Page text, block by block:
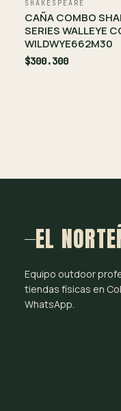
SHAKESPEARE
CAÑA COMBO
SERIES WALLEYE
WILDWYE662M30
$300.300
EL
Equipo outdoor
tiendas físicas en
WhatsApp.